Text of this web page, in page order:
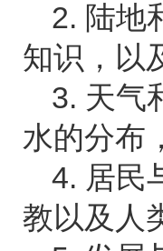
2. 陆地
知识，以
3. 天气
水的分布
4. 居民
教以及人